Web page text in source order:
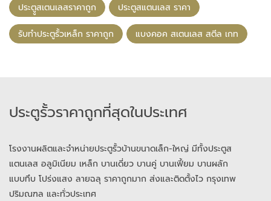
ประตููสเตนเลสราคาถูก ประตูสแตนเลส ราคา
รับทําประตูรั้วเหล็ก ราคาถูก แบงคอค สเตนเลส สตีล เกท
ประตูรั้วราคาถูกที่สุดในประเทศ
โรงงานผลิตและจำหน่ายประตูรั้วบ้านขนาดเล็ก-ใหญ่ มีทั้งประตูส
แตนเลส อลูมิเนียม เหล็ก บานเดี่ยว บานคู่ บานเฟี้ยม บานผลัก
แบบทึบ โปร่งแสง ลายฉลุ ราคาถูกมาก ส่งและติดตั้งไว กรุงเทพ
ปริมณฑล และทั่วประเทศ